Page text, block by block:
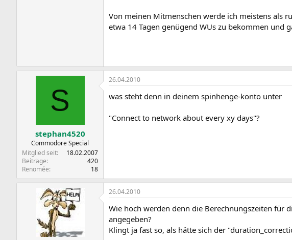
Von meinen Mitmenschen werde ich meistens als
etwa 14 Tagen genügend WUs zu bekommen und
S
stephan4520
Commodore Special
Mitglied seit
18.02.2007
Beiträge
420
Renomée
18
26.04.2010
was steht denn in deinem spinhenge-konto unter
"Connect to network about every xy days"?
26.04.2010
Wie hoch werden denn die Berechnungszeiten für
angegeben?
Klingt ja fast so, als hätte sich der